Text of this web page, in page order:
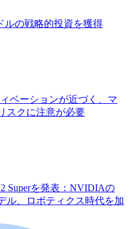
ルの戦略的投資を獲得
ベーションが近づく、マ
スクに注意が必要
Superを発表：NVIDIAの
ル、ロボティクス時代を加